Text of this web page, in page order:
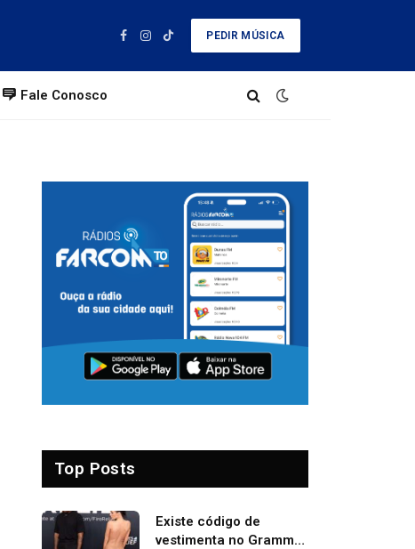
Facebook
Instagram
TikTok
PEDIR MÚSICA
Fale Conosco
Top Posts
Existe código de
vestimenta no Grammy?